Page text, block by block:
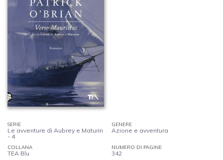
SERIE
Le avventure di Aubrey e Maturin
- 4
GENERE
Azione e avventura
COLLANA
TEA Blu
NUMERO DI PAGINE
342